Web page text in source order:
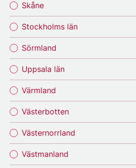
Skåne
Stockholms län
Sörmland
Uppsala län
Värmland
Västerbotten
Västernorrland
Västmanland